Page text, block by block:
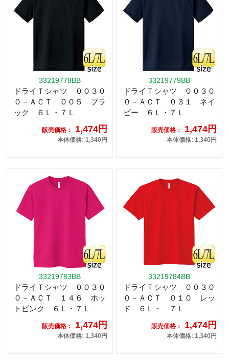
33219778BB
ドライＴシャツ ００３０
０－ＡＣＴ ００５ ブラ
ック ６Ｌ・７Ｌ
販売価格： 1,474円
本体価格: 1,340円
33219779BB
ドライＴシャツ ００３０
０－ＡＣＴ ０３１ ネイ
ビー ６Ｌ・７Ｌ
販売価格： 1,474円
本体価格: 1,340円
33219783BB
ドライＴシャツ ００３０
０－ＡＣＴ １４６ ホッ
トピンク ６Ｌ・７Ｌ
販売価格： 1,474円
本体価格: 1,340円
33219784BB
ドライＴシャツ ００３０
０－ＡＣＴ ０１０ レッ
ド ６Ｌ・ ７Ｌ
販売価格： 1,474円
本体価格: 1,340円